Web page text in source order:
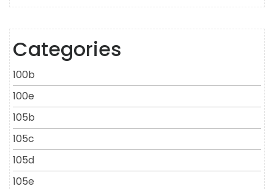
Categories
100b
100e
105b
105c
105d
105e